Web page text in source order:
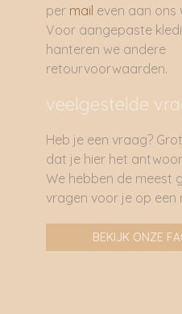
permail even aan ons
Voor aangepaste
hanteren we andere
retourvoorwaarden.
veelgestelde
Heb je een vraag?
dat je hier het
We hebben de meest
vragen voor je op een
BEKIJK ONZE